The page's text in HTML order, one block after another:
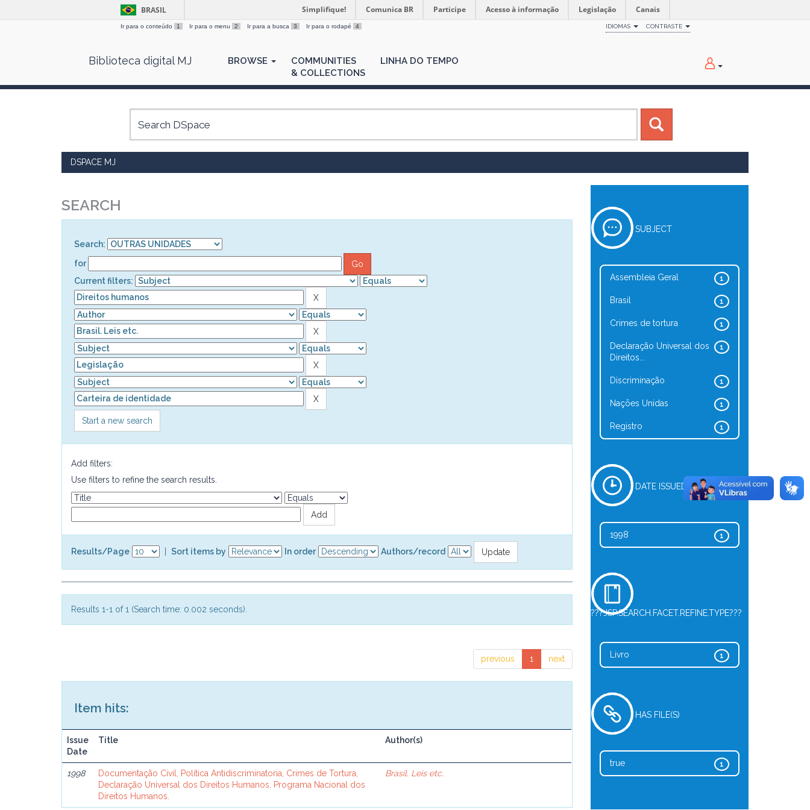
BRASIL Simplifique! Comunica BR Participe Acesso à informação Legislação Canais
Ir para o conteúdo 1 Ir para o menu 2 Ir para a busca 3 Ir para o rodapé 4 IDIOMAS CONTRASTE
Biblioteca digital MJ BROWSE
COMMUNITIES
& COLLECTIONS
LINHA DO TEMPO
DSPACE MJ
SEARCH
Search:
for
Current filters:
Start a new search
Add filters:
Use filters to refine the search results.
Results/Page Sort items by In order Authors/record
Results 1-1 of 1 (Search time: 0.002 seconds).
previous 1 next
Item hits:
Issue
Date
Title Author(s)
1998
Documentação Civil, Política Antidiscriminatoria, Crimes de Tortura,
Declaração Universal dos Direitos Humanos, Programa Nacional dos
Direitos Humanos.
Brasil. Leis etc.
SUBJECT
1
Assembleia Geral
1
Brasil
1
Crimes de tortura
1
Declaração Universal dos
Direitos...
1
Discriminação
1
Nações Unidas
1
Registro
DATE ISSUED
1
1998
???JSP.SEARCH.FACET.REFINE.TYPE???
1
Livro
HAS FILE(S)
1
true